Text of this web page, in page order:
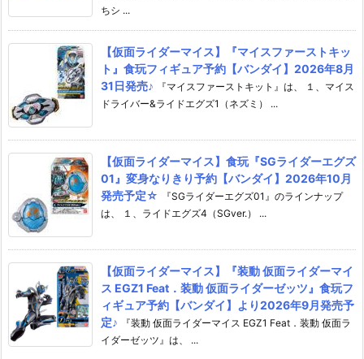
ちシ ...
【仮面ライダーマイス】『マイスファーストキッ
ト』食玩フィギュア予約【バンダイ】2026年8月
31日発売♪
『マイスファーストキット』は、 １、マイス
ドライバー&ライドエグズ1（ネズミ） ...
【仮面ライダーマイス】食玩『SGライダーエグズ
01』変身なりきり予約【バンダイ】2026年10月
発売予定☆
『SGライダーエグズ01』のラインナップ
は、 １、ライドエグズ4（SGver.） ...
【仮面ライダーマイス】『装動 仮面ライダーマイ
ス EGZ1 Feat．装動 仮面ライダーゼッツ』食玩フ
ィギュア予約【バンダイ】より2026年9月発売予
定♪
『装動 仮面ライダーマイス EGZ1 Feat．装動 仮面ラ
イダーゼッツ』は、 ...